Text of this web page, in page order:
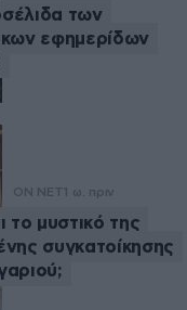
των
εφημερίδων
ON NET 1 ω. πριν
το μυστικό της
συγκατοίκησης